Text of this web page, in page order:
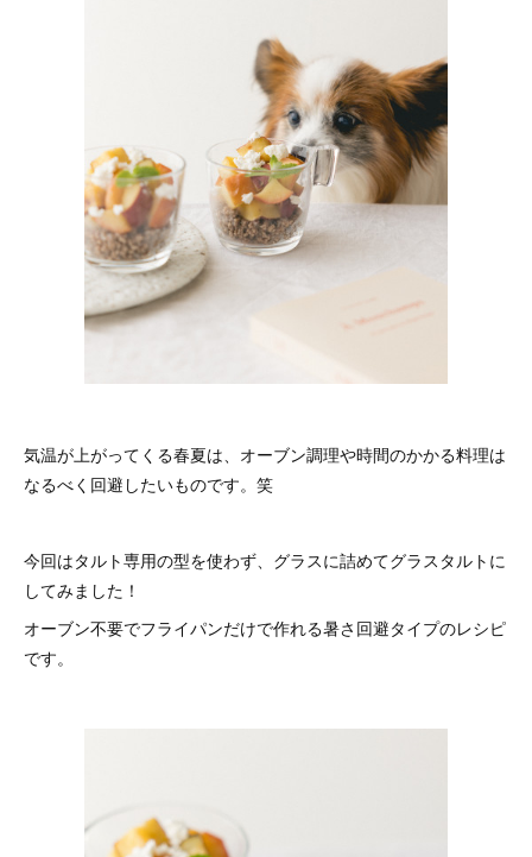
気温が上がってくる春夏は、オーブン調理や時間のかかる料理は
なるべく回避したいものです。笑
今回はタルト専用の型を使わず、グラスに詰めてグラスタルトに
してみました！
オーブン不要でフライパンだけで作れる暑さ回避タイプのレシピ
です。